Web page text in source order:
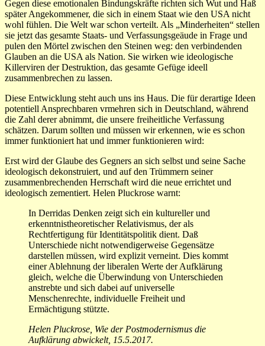
Gegen diese emotionalen Bindungskräfte richten sich Wut und Haß
später Angekommener, die sich in einem Staat wie den USA nicht
wohl fühlen. Die Welt war schon verteilt. Als „Minderheiten“ stellen
sie jetzt das gesamte Staats- und Verfassungsgeäude in Frage und
pulen den Mörtel zwischen den Steinen weg: den verbindenden
Glauben an die USA als Nation. Sie wirken wie ideologische
Killerviren der Destruktion, das gesamte Gefüge ideell
zusammenbrechen zu lassen.
Diese Entwicklung steht auch uns ins Haus. Die für derartige Ideen
potentiell Ansprechbaren vrmehren sich in Deutschland, während
die Zahl derer abnimmt, die unsere freiheitliche Verfassung
schätzen. Darum sollten und müssen wir erkennen, wie es schon
immer funktioniert hat und immer funktionieren wird:
Erst wird der Glaube des Gegners an sich selbst und seine Sache
ideologisch dekonstruiert, und auf den Trümmern seiner
zusammenbrechenden Herrschaft wird die neue errichtet und
ideologisch zementiert. Helen Pluckrose warnt:
In Derridas Denken zeigt sich ein kultureller und
erkenntnistheoretischer Relativismus, der als
Rechtfertigung für Identitätspolitik dient. Daß
Unterschiede nicht notwendigerweise Gegensätze
darstellen müssen, wird explizit verneint. Dies kommt
einer Ablehnung der liberalen Werte der Aufklärung
gleich, welche die Überwindung von Unterschieden
anstrebte und sich dabei auf universelle
Menschenrechte, individuelle Freiheit und
Ermächtigung stützte.
Helen Pluckrose, Wie der Postmodernismus die
Aufklärung abwickelt, 15.5.2017.